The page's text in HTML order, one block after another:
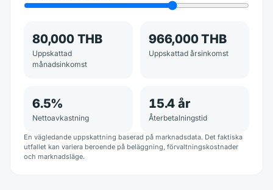
80,000 THB
Uppskattad
månadsinkomst
966,000 THB
Uppskattad årsinkomst
6.5%
Nettoavkastning
15.4 år
Återbetalningstid
En vägledande uppskattning baserad på marknadsdata. Det faktiska
utfallet kan variera beroende på beläggning, förvaltningskostnader
och marknadsläge.